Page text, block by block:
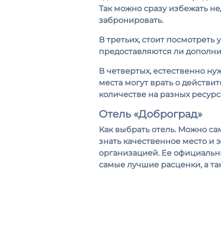
Так можно сразу избежать
забронировать.
В третьих, стоит
предоставляются ли
В четвертых, естественно
места могут врать о
количестве на разных
Отель «Доброград»
Как выбрать отель. Можно
знать качественное место и
организацией. Ее
самые лучшие расценки, а